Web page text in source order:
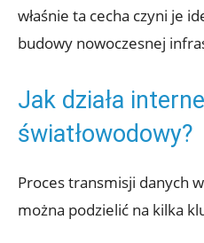
właśnie ta cecha czyni je
budowy nowoczesnej
Jak działa
światłowodowy?
Proces transmisji danych
można podzielić na kilka